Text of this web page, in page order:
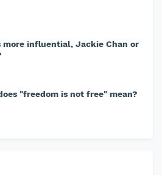
more influential, Jackie Chan or
"freedom is not free" mean?